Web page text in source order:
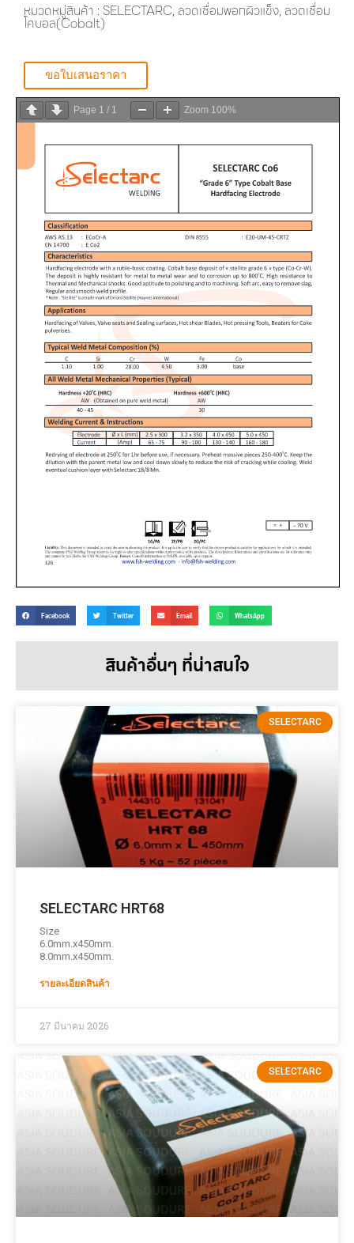
หมวดหมู่สินค้า : SELECTARC, ลวดเชื่อมพอกผิวแข็ง, ลวดเชื่อม
โคบอล(Cobalt)
ขอใบเสนอราคา
Page 1 / 1 Zoom 100%
Facebook Twitter Email WhatsApp
สินค้าอื่นๆ ที่น่าสนใจ
SELECTARC
SELECTARC HRT68
Size
6.0mm.x450mm.
8.0mm.x450mm.
รายละเอียดสินค้า
27 มีนาคม 2026
SELECTARC